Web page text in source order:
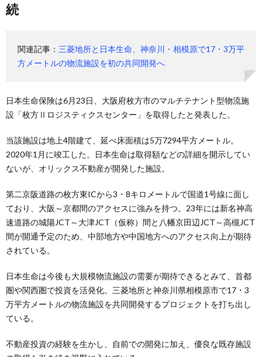
続
関連記事： 三菱地所と日本生命、神奈川・相模原で17・3万平
方メートルの物流施設を初の共同開発へ
日本生命保険は6月23日、大阪府枚方市のマルチテナント型物流施
設「枚方Ⅱロジスティクスセンター」を取得したと発表した。
当該施設は地上4階建て、延べ床面積は5万7294平方メートル。
2020年1月に竣工した。日本生命は取得額などの詳細を開示してい
ないが、オリックス不動産が開発した施設。
第二京阪道路の枚方東ICから3・8キロメートルで国道1号線に面し
ており、大阪～京都間のアクセスに強みを持つ。23年には新名神高
速道路の城陽JCT～大津JCT（仮称）間と八幡京田辺JCT～高槻JCT
間が開通予定のため、中部地方や中国地方へのアクセス向上が期待
されている。
日本生命は今後も大規模物流施設の需要が期待できるとみて、首都
圏や関西圏で投資を活発化。三菱地所と神奈川県相模原市で17・3
万平方メートルの物流施設を共同開発するプロジェクトを打ち出し
ている。
不動産投資の経験を生かし、自前での開発に加え、優良な既存施設